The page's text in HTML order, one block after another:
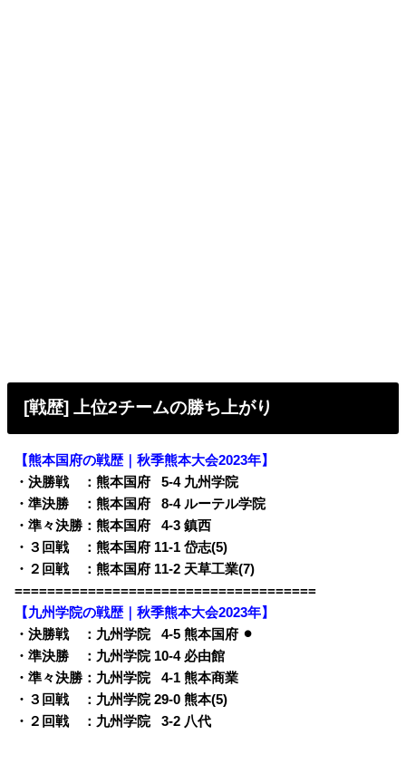
[戦歴] 上位2チームの勝ち上がり
【熊本国府の戦歴｜秋季熊本大会2023年】
・決勝戦 ：熊本国府
05-4 九州学院
・準決勝 ：熊本国府
08-4 ルーテル学院
・準々決勝：熊本国府
04-3 鎮西
・３回戦 ：熊本国府 11-1 岱志(5)
・２回戦 ：熊本国府 11-2 天草工業(7)
=====================================
【九州学院の戦歴｜秋季熊本大会2023年】
・決勝戦 ：九州学院
04-5 熊本国府 ⚫︎
・準決勝 ：九州学院 10-4 必由館
・準々決勝：九州学院
04-1 熊本商業
・３回戦 ：九州学院 29-0 熊本(5)
・２回戦 ：九州学院
03-2 八代